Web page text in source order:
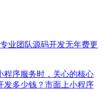
业团队源码开发无年费更
程序服务时，关心的核心
发多少钱？市面上小程序